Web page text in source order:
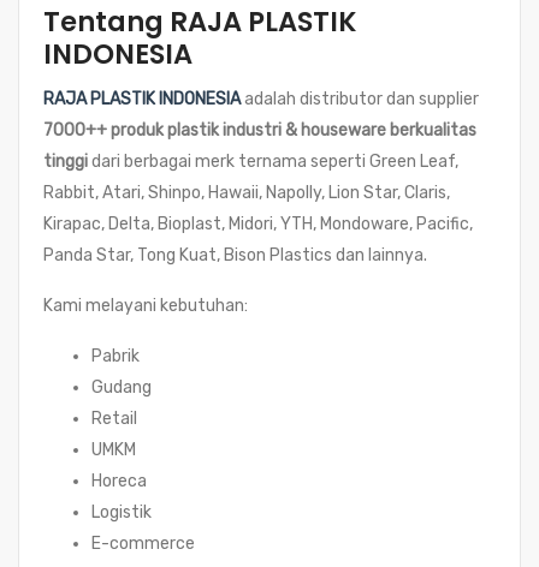
Tentang RAJA PLASTIK
INDONESIA
RAJA PLASTIK INDONESIAadalah distributor dan supplier
7000++ produk plastik industri & houseware berkualitas
tinggidari berbagai merk ternama seperti Green Leaf,
Rabbit, Atari, Shinpo, Hawaii, Napolly, Lion Star, Claris,
Kirapac, Delta, Bioplast, Midori, YTH, Mondoware, Pacific,
Panda Star, Tong Kuat, Bison Plastics dan lainnya.
Kami melayani kebutuhan:
Pabrik
Gudang
Retail
UMKM
Horeca
Logistik
E-commerce